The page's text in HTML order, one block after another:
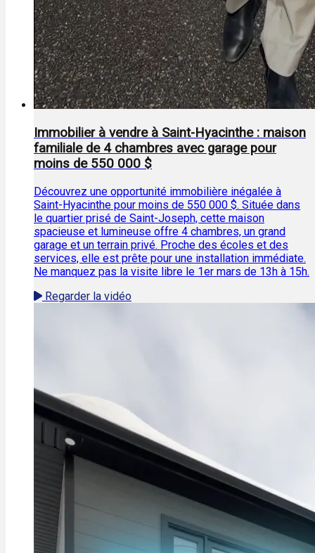
Immobilier à vendre à Saint-Hyacinthe : maison
familiale de 4 chambres avec garage pour
moins de 550 000 $
Découvrez une opportunité immobilière inégalée à
Saint-Hyacinthe pour moins de 550 000 $. Située dans
le quartier prisé de Saint-Joseph, cette maison
spacieuse et lumineuse offre 4 chambres, un grand
garage et un terrain privé. Proche des écoles et des
services, elle est prête pour une installation immédiate.
Ne manquez pas la visite libre le 1er mars de 13h à 15h.
Regarder la vidéo